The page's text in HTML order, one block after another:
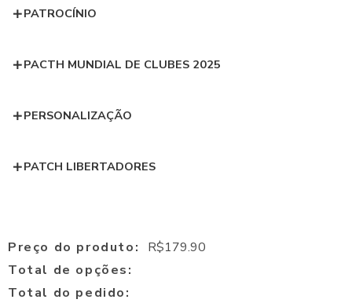
PATROCÍNIO
PACTH MUNDIAL DE CLUBES 2025
PERSONALIZAÇÃO
PATCH LIBERTADORES
Preço do produto: R$179.90
Total de opções:
Total do pedido: